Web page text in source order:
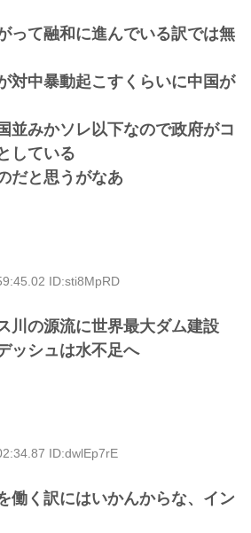
って融和に進んでいる訳では無
対中暴動起こすくらいに中国が
並みかソレ以下なので政府がコ
している
だと思うがなあ
ID:sti8MpRD
川の源流に世界最大ダム建設
ッシュは水不足へ
ID:dwlEp7rE
働く訳にはいかんからな、イン